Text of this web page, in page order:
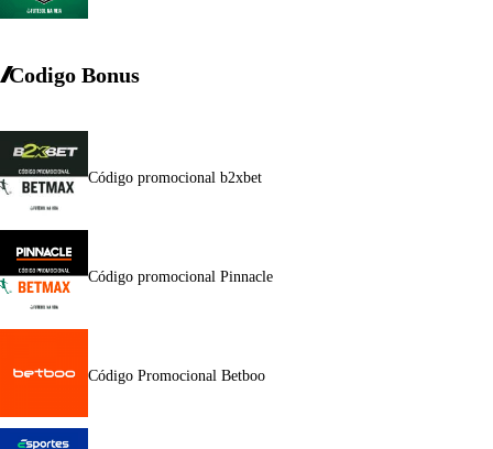
Codigo Bonus
Código promocional b2xbet
Código promocional Pinnacle
Código Promocional Betboo